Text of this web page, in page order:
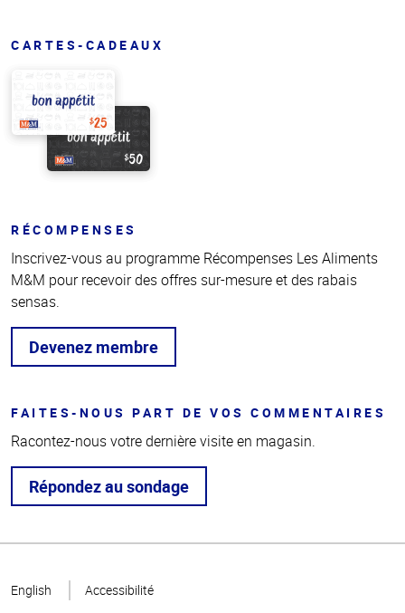
CARTES-CADEAUX
RÉCOMPENSES
Inscrivez-vous au programme Récompenses Les Aliments
M&M pour recevoir des offres sur-mesure et des rabais
sensas.
Devenez membre
FAITES-NOUS PART DE VOS COMMENTAIRES
Racontez-nous votre dernière visite en magasin.
Répondez au sondage
page
English Accessibilité